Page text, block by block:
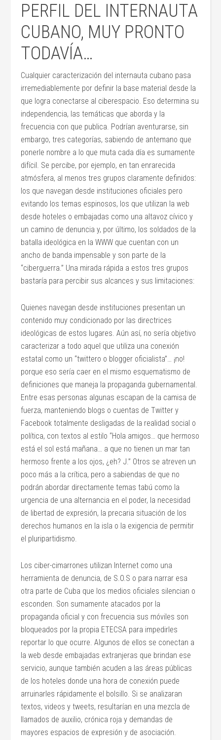
PERFIL DEL INTERNAUTA
CUBANO, MUY PRONTO
TODAVÍA…
Cualquier caracterización del internauta cubano pasa
irremediablemente por definir la base material desde la
que logra conectarse al ciberespacio. Eso determina su
independencia, las temáticas que aborda y la
frecuencia con que publica. Podrían aventurarse, sin
embargo, tres categorías, sabiendo de antemano que
ponerle nombre a lo que muta cada día es sumamente
difícil. Se percibe, por ejemplo, en tan enrarecida
atmósfera, al menos tres grupos claramente definidos:
los que navegan desde instituciones oficiales pero
evitando los temas espinosos, los que utilizan la web
desde hoteles o embajadas como una altavoz cívico y
un camino de denuncia y, por último, los soldados de la
batalla ideológica en la WWW que cuentan con un
ancho de banda impensable y son parte de la
“ciberguerra.” Una mirada rápida a estos tres grupos
bastaría para percibir sus alcances y sus limitaciones:
Quienes navegan desde instituciones presentan un
contenido muy condicionado por las directrices
ideológicas de estos lugares. Aún así, no sería objetivo
caracterizar a todo aquel que utiliza una conexión
estatal como un “twittero o blogger oficialista”… ¡no!
porque eso sería caer en el mismo esquematismo de
definiciones que maneja la propaganda gubernamental.
Entre esas personas algunas escapan de la camisa de
fuerza, manteniendo blogs o cuentas de Twitter y
Facebook totalmente desligadas de la realidad social o
política, con textos al estilo “Hola amigos… que hermoso
está el sol está mañana… a que no tienen un mar tan
hermoso frente a los ojos, ¿eh? J.” Otros se atreven un
poco más a la crítica, pero a sabiendas de que no
podrán abordar directamente temas tabú como la
urgencia de una alternancia en el poder, la necesidad
de libertad de expresión, la precaria situación de los
derechos humanos en la isla o la exigencia de permitir
el pluripartidismo.
Los ciber-cimarrones utilizan Internet como una
herramienta de denuncia, de S.O.S o para narrar esa
otra parte de Cuba que los medios oficiales silencian o
esconden. Son sumamente atacados por la
propaganda oficial y con frecuencia sus móviles son
bloqueados por la propia ETECSA para impedirles
reportar lo que ocurre. Algunos de ellos se conectan a
la web desde embajadas extranjeras que brindan ese
servicio, aunque también acuden a las áreas públicas
de los hoteles donde una hora de conexión puede
arruinarles rápidamente el bolsillo. Si se analizaran
textos, videos y tweets, resultarían en una mezcla de
llamados de auxilio, crónica roja y demandas de
mayores espacios de expresión y de asociación.